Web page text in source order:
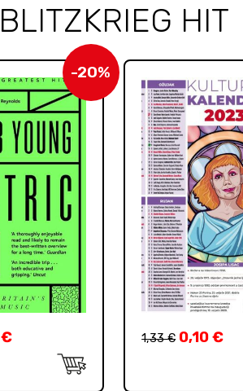
BLITZKRIEG HIT
-20%
€ 1,33€ 0,10€